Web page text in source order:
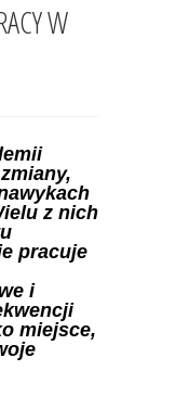
W
z nich
pracuje
i
miejsce,